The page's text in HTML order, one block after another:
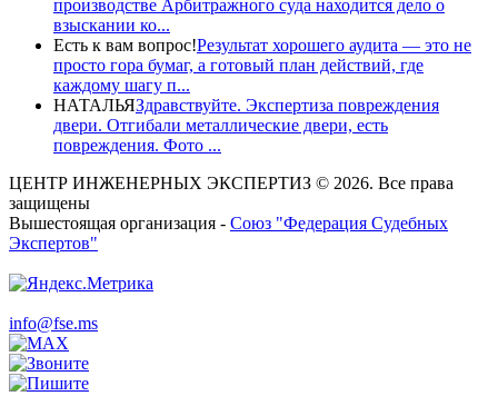
производстве Арбитражного суда находится дело о
взыскании ко...
Есть к вам вопрос!Результат хорошего аудита — это не
просто гора бумаг, а готовый план действий, где
каждому шагу п...
НАТАЛЬЯЗдравствуйте. Экспертиза повреждения
двери. Отгибали металлические двери, есть
повреждения. Фото ...
ЦЕНТР ИНЖЕНЕРНЫХ ЭКСПЕРТИЗ © 2026. Все права
защищены
Вышестоящая организация - Союз "Федерация Судебных
Экспертов"
info@fse.ms